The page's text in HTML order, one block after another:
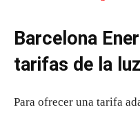
Barcelona
tarifas de la luz
Para ofrecer una tarifa